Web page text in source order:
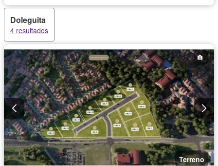
Doleguita
4 resultados
Terreno